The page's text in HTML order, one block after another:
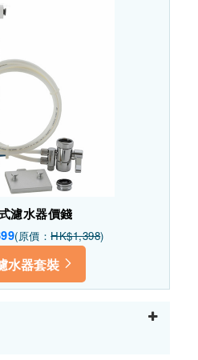
濾水器價錢
(原價：HK$1,398)
水器套裝